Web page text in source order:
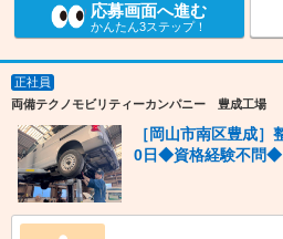
応募画面へ進む
かんたん3ステップ！
正社員
両備テクノモビリティーカンパニー 豊成工場
［岡山市南区豊成
0日◆資格経験不問◆